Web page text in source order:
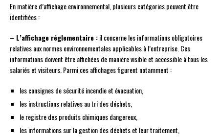
En matière d’affichage environnemental, plusieurs catégories peuvent être
identifiées :
– L’affichage réglementaire :il concerne les informations obligatoires
relatives aux normes environnementales applicables à l’entreprise. Ces
informations doivent être affichées de manière visible et accessible à tous les
salariés et visiteurs. Parmi ces affichages figurent notamment :
les consignes de sécurité incendie et évacuation,
les instructions relatives au tri des déchets,
le registre des produits chimiques dangereux,
les informations sur la gestion des déchets et leur traitement,